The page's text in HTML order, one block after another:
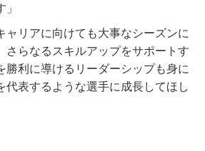
ャリアに向けても大事なシーズンに
さらなるスキルアップをサポートす
勝利に導けるリーダーシップも身に
代表するような選手に成長してほし